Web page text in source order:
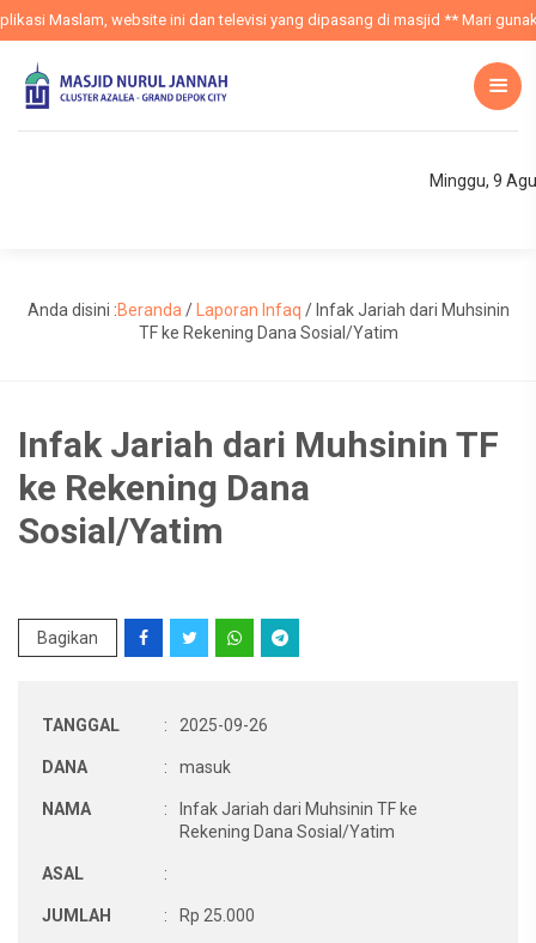
Maslam, website ini dan televisi yang dipasang di masjid ** Mari
Minggu, 9
Anda disini :Beranda / Laporan Infaq / Infak Jariah dari Muhsinin
TF ke Rekening Dana Sosial/Yatim
Infak Jariah dari Muhsinin TF
ke Rekening Dana
Sosial/Yatim
Bagikan
TANGGAL : 2025-09-26
DANA : masuk
NAMA :
Infak Jariah dari Muhsinin TF ke
Rekening Dana Sosial/Yatim
ASAL :
JUMLAH : Rp 25.000